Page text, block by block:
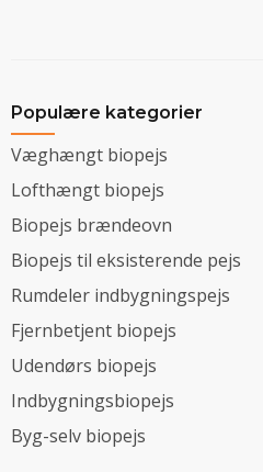
Populære kategorier
Væghængt biopejs
Lofthængt biopejs
Biopejs brændeovn
Biopejs til eksisterende pejs
Rumdeler indbygningspejs
Fjernbetjent biopejs
Udendørs biopejs
Indbygningsbiopejs
Byg-selv biopejs